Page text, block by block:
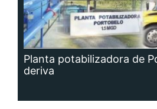
Planta potabilizadora de
deriva